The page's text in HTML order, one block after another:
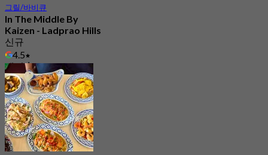
그릴/바비큐
In The Middle By
Kaizen - Ladprao Hills
신규
4.5
에서฿ 994